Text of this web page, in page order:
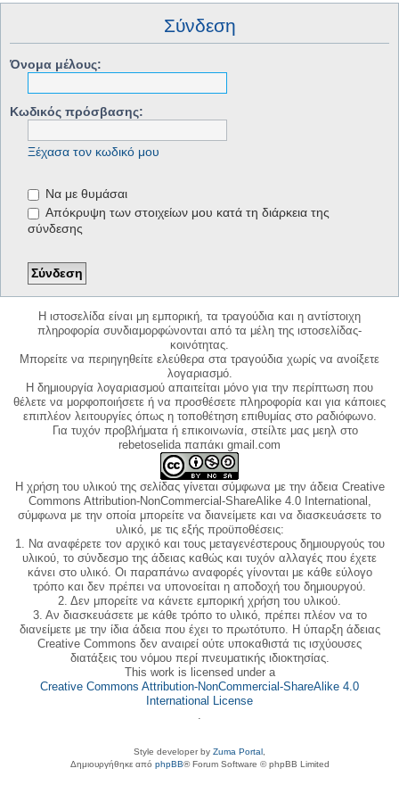
Σύνδεση
Όνομα μέλους:
Κωδικός πρόσβασης:
Ξέχασα τον κωδικό μου
Να με θυμάσαι
Απόκρυψη των στοιχείων μου κατά τη διάρκεια της
σύνδεσης
Η ιστοσελίδα είναι μη εμπορική, τα τραγούδια και η αντίστοιχη
πληροφορία συνδιαμορφώνονται από τα μέλη της ιστοσελίδας-
κοινότητας.
Μπορείτε να περιηγηθείτε ελεύθερα στα τραγούδια χωρίς να ανοίξετε
λογαριασμό.
Η δημιουργία λογαριασμού απαιτείται μόνο για την περίπτωση που
θέλετε να μορφοποιήσετε ή να προσθέσετε πληροφορία και για κάποιες
επιπλέον λειτουργίες όπως η τοποθέτηση επιθυμίας στο ραδιόφωνο.
Για τυχόν προβλήματα ή επικοινωνία, στείλτε μας μεηλ στο
rebetoselida παπάκι gmail.com
Η χρήση του υλικού της σελίδας γίνεται σύμφωνα με την άδεια Creative
Commons Attribution-NonCommercial-ShareAlike 4.0 International,
σύμφωνα με την οποία μπορείτε να διανείμετε και να διασκευάσετε το
υλικό, με τις εξής προϋποθέσεις:
1. Να αναφέρετε τον αρχικό και τους μεταγενέστερους δημιουργούς του
υλικού, το σύνδεσμο της άδειας καθώς και τυχόν αλλαγές που έχετε
κάνει στο υλικό. Οι παραπάνω αναφορές γίνονται με κάθε εύλογο
τρόπο και δεν πρέπει να υπονοείται η αποδοχή του δημιουργού.
2. Δεν μπορείτε να κάνετε εμπορική χρήση του υλικού.
3. Αν διασκευάσετε με κάθε τρόπο το υλικό, πρέπει πλέον να το
διανείμετε με την ίδια άδεια που έχει το πρωτότυπο. Η ύπαρξη άδειας
Creative Commons δεν αναιρεί ούτε υποκαθιστά τις ισχύουσες
διατάξεις του νόμου περί πνευματικής ιδιοκτησίας.
This work is licensed under a
Creative Commons Attribution-NonCommercial-ShareAlike 4.0
International License
.
Style developer by Zuma Portal
Δημιουργήθηκε από phpBB® Forum Software © phpBB Limited